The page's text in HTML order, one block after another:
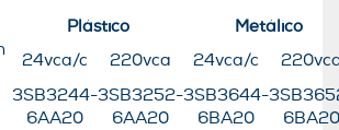
Plástico
Metálico
24vca/c 220vca 24vca/c
3SB3244-
6AA20
3SB3252-
6AA20
3SB3644-
6BA20
6BA20